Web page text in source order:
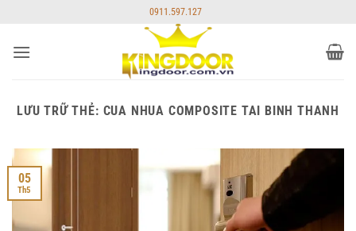
nội
0911.597.127
LƯU TRỮ THẺ: CUA NHUA COMPOSITE TAI BINH THANH
05
Th5